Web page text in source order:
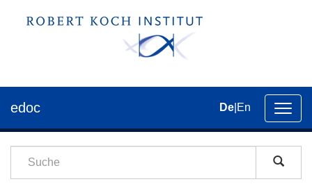
der
edoc De En